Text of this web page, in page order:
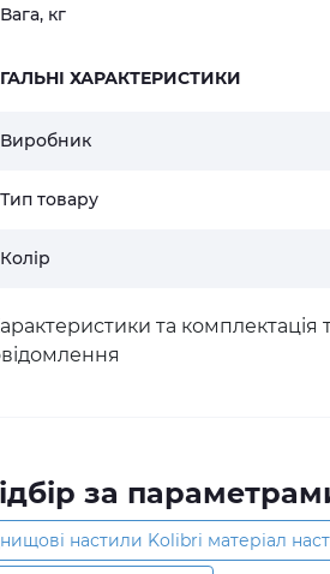
Вага, кг
ХАРАКТЕРИСТИКИ
Виробник
Тип товару
Колір
та
за
настили Kolibri матеріал